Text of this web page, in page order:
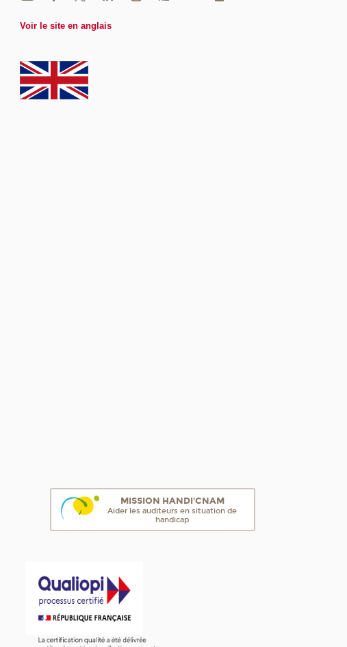
Voir le site en anglais
MISSION HANDI'CNAM
Aider les auditeurs en situation de
handicap